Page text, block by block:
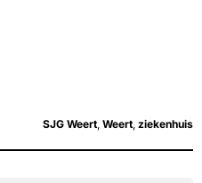
SJG Weert Weert ziekenhuis